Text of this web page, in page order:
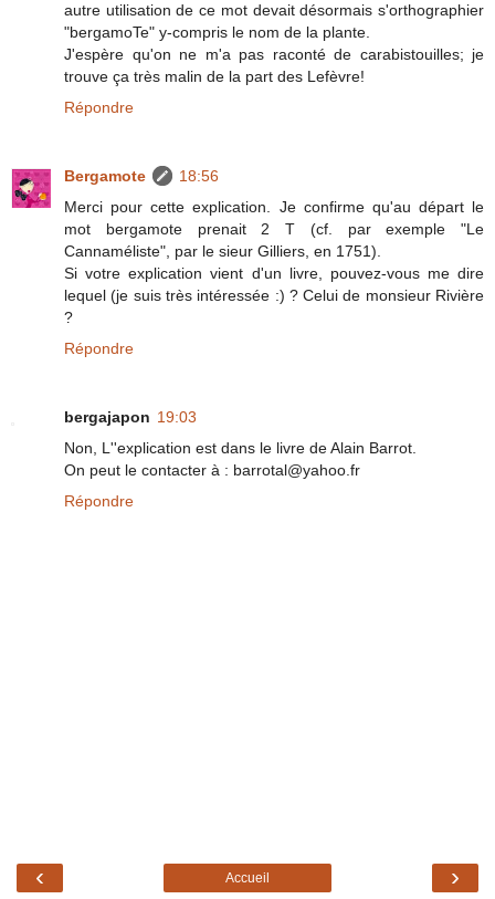
autre utilisation de ce mot devait désormais s'orthographier
"bergamoTe" y-compris le nom de la plante.
J'espère qu'on ne m'a pas raconté de carabistouilles; je
trouve ça très malin de la part des Lefèvre!
Répondre
Bergamote
18:56
Merci pour cette explication. Je confirme qu'au départ le
mot bergamote prenait 2 T (cf. par exemple "Le
Cannaméliste", par le sieur Gilliers, en 1751).
Si votre explication vient d'un livre, pouvez-vous me dire
lequel (je suis très intéressée :) ? Celui de monsieur Rivière
?
Répondre
bergajapon 19:03
Non, L''explication est dans le livre de Alain Barrot.
On peut le contacter à : barrotal@yahoo.fr
Répondre
‹ ›
Accueil